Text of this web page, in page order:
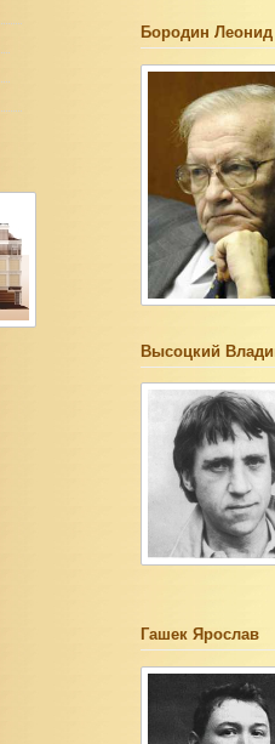
Бородин
Высоцкий
Гашек Ярослав